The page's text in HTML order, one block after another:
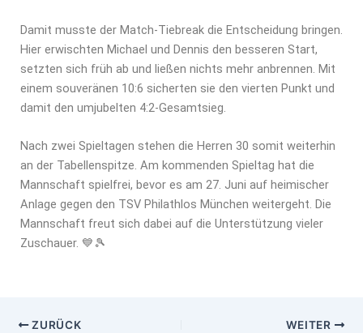
Damit musste der Match-Tiebreak die Entscheidung bringen.
Hier erwischten Michael und Dennis den besseren Start,
setzten sich früh ab und ließen nichts mehr anbrennen. Mit
einem souveränen 10:6 sicherten sie den vierten Punkt und
damit den umjubelten 4:2-Gesamtsieg.
Nach zwei Spieltagen stehen die Herren 30 somit weiterhin
an der Tabellenspitze. Am kommenden Spieltag hat die
Mannschaft spielfrei, bevor es am 27. Juni auf heimischer
Anlage gegen den TSV Philathlos München weitergeht. Die
Mannschaft freut sich dabei auf die Unterstützung vieler
Zuschauer. 💙🎾
ZURÜCK WEITER